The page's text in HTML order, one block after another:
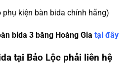
phụ kiện bàn bida chính hãng)
bida 3 băng Hoàng Gia tại đây
tại Bảo Lộc phải liên hệ